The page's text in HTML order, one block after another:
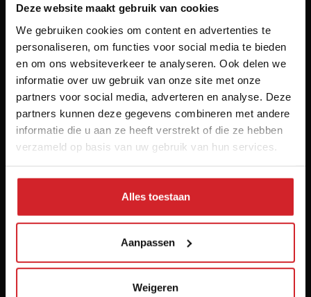
Deze website maakt gebruik van cookies
We gebruiken cookies om content en advertenties te
personaliseren, om functies voor social media te bieden
en om ons websiteverkeer te analyseren. Ook delen we
informatie over uw gebruik van onze site met onze
partners voor social media, adverteren en analyse. Deze
partners kunnen deze gegevens combineren met andere
informatie die u aan ze heeft verstrekt of die ze hebben
verzameld op basis van uw gebruik van hun services.
Alles toestaan
Aanpassen
Weigeren
Het inspiratieplatform voor professionals in food &
hospitality
© 2026 Food Inspiration
Meer informatie
Over ons
Contact
Privacy policy